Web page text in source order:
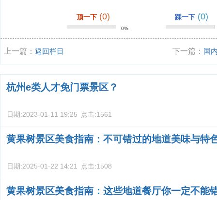
顶一下 (0)
0%
踩一下 (0)
上一篇： 返回栏目 下一篇： 国
杭州e类人才免门票景区？
日期:2023-01-11 19:25 点击:1561
黄果树景区美食指南：不可错过的地道美味与特
日期:2025-01-22 14:21 点击:1508
黄果树景区美食指南：这些地道餐厅你一定不能